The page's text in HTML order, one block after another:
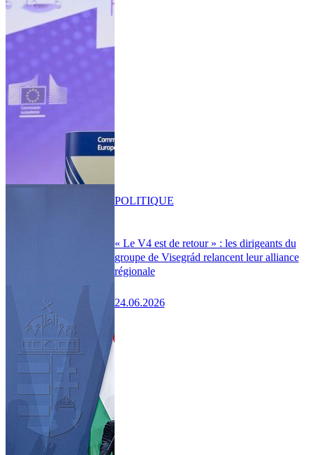
« Le V4 est de retour » : les dirigeants du
groupe de Visegrád relancent leur alliance
régionale
24.06.2026
POLITIQUE